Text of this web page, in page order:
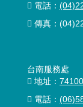
電話：
傳真：
台南服務處
地址：
電話：